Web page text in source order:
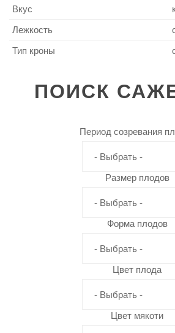
Вкус
Лежкость
Тип кроны
ПОИСК
Период созревания
Размер плодов
Форма плодов
Цвет плода
Цвет мякоти